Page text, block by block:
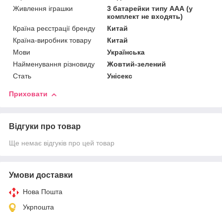
Живлення іграшки
3 батарейки типу ААА (у
комплект не входять)
Країна реєстрації бренду
Китай
Країна-виробник товару
Китай
Мови
Українська
Найменування різновиду
Жовтий-зелений
Стать
Унісекс
Приховати
Відгуки про товар
Ще немає відгуків про цей товар
Умови доставки
Нова Пошта
Укрпошта